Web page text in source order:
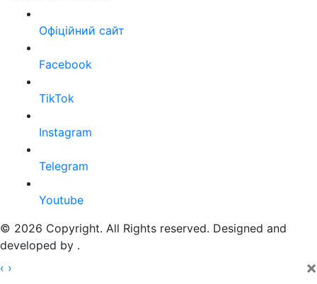
Офіційний сайт
Facebook
TikTok
Instagram
Telegram
Youtube
© 2026 Copyright. All Rights reserved. Designed and
developed by .
‹ › ×